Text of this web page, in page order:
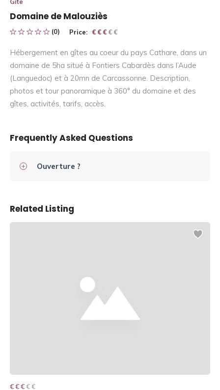
Domaine de Malouziès
(0) Price: € € € € €
€ € €
Hébergement en gîtes au coeur du pays Cathare, dans un
domaine de 5ha situé à Fontiers Cabardès dans l’Aude
(Languedoc) et à 20mn de Carcassonne. Description,
photos et tour panoramique à 360° du domaine et des
gîtes, activités, tarifs, accès.
Frequently Asked Questions
Ouverture ?
Related Listing
€ € € € €
€ € €